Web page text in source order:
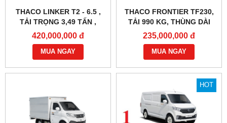
THACO LINKER T2 - 6.5 ,
TẢI TRỌNG 3,49 TẤN ,
THÙNG DÀI 4M45
420,000,000 đ
MUA NGAY
THACO FRONTIER TF230,
TẢI 990 KG, THÙNG DÀI
2M8
235,000,000 đ
MUA NGAY
HOT